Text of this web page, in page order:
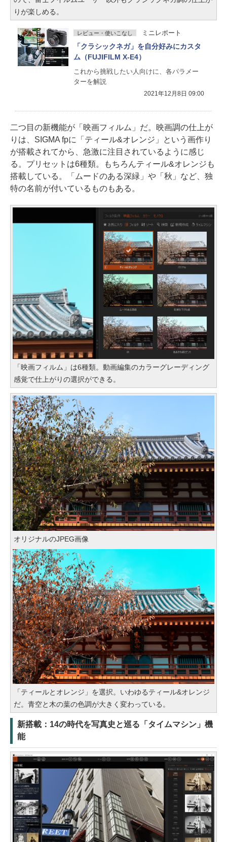
りが楽しめる。
レビュー・使いこなし ミニレポート
「クラシックネガ」を自分好みにカスタ
ム（FUJIFILM X-E4）
これから挑戦したい人向けに、各パラメー
ターを解説
2021年12月8日 09:00
二つ目の新機能が「映画フィルム」だ。映画調の仕上が
りは、SIGMA fpに「ティール&オレンジ」という画作り
が搭載されてから、急激に注目されているように感じ
る。プリセットは6種類。もちろんティール&オレンジも
搭載している。「ムードのある深緑」や「秋」など、独
特の名前が付いているものもある。
「映画フィルム」は6種類。動画編集のカラーグレーディング
感覚で仕上がりの選択ができる。
オリジナルのJPEG画像
「ティールとオレンジ」を選択。いわゆるティール&オレンジ
だ。青空と木の葉の色調が大きく変わっている。
新搭載：14の時代を写真史と巡る「タイムマシン」機
能